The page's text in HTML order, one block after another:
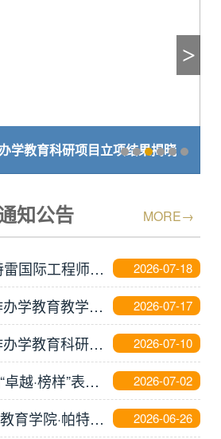
学教育科研项目立项结果揭晓
>
MORE
知公告
海外教育学院·帕特雷国际工程师学院召开2025–2026学年第二学期期末教学工作会议 2026-07-18
2026年度中外合作办学教育教学改革研究专项立项名单正式公布 2026-07-17
2026年度中外合作办学教育科研项目立项结果揭晓 2026-07-10
我院隆重举行首届“卓越·榜样”表彰会暨“新通·国际英才”奖学金颁奖典礼 2026-07-02
福建理工大学海外教育学院·帕特雷国际工程师学院乔迁新址公告 2026-06-26